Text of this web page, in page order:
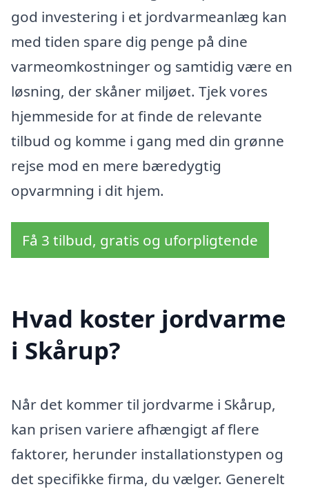
god investering i et jordvarmeanlæg kan
med tiden spare dig penge på dine
varmeomkostninger og samtidig være en
løsning, der skåner miljøet. Tjek vores
hjemmeside for at finde de relevante
tilbud og komme i gang med din grønne
rejse mod en mere bæredygtig
opvarmning i dit hjem.
Få 3 tilbud, gratis og uforpligtende
Hvad koster jordvarme
i Skårup?
Når det kommer til jordvarme i Skårup,
kan prisen variere afhængigt af flere
faktorer, herunder installationstypen og
det specifikke firma, du vælger. Generelt